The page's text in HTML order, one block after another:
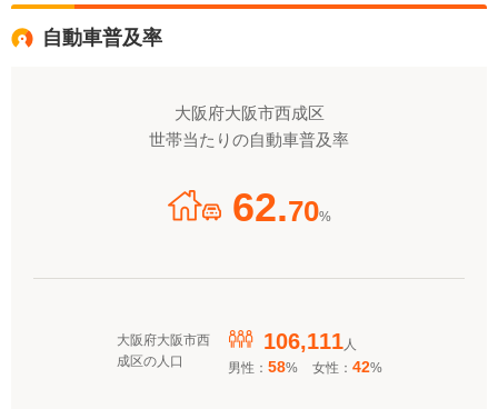
自動車普及率
大阪府大阪市西成区
世帯当たりの自動車普及率
62.70%
大阪府大阪市西
成区の人口
106,111人
男性： 58% 女性： 42%